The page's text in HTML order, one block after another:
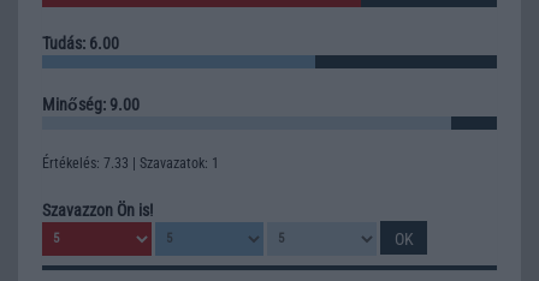
Tudás: 6.00
Minőség: 9.00
Értékelés: 7.33 | Szavazatok: 1
Szavazzon Ön is!